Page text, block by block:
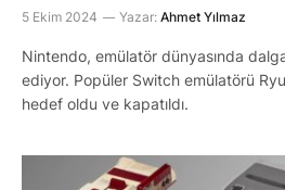
5 Ekim 2024 Yazar: Ahmet Yılmaz
Nintendo, emülatör dünyasında
ediyor. Popüler Switch emülatörü
hedef oldu ve kapatıldı.